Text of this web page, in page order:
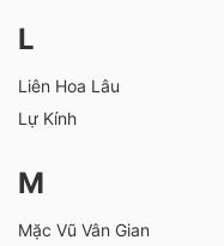
L
Liên Hoa Lâu
Lự Kính
M
Mặc Vũ Vân Gian